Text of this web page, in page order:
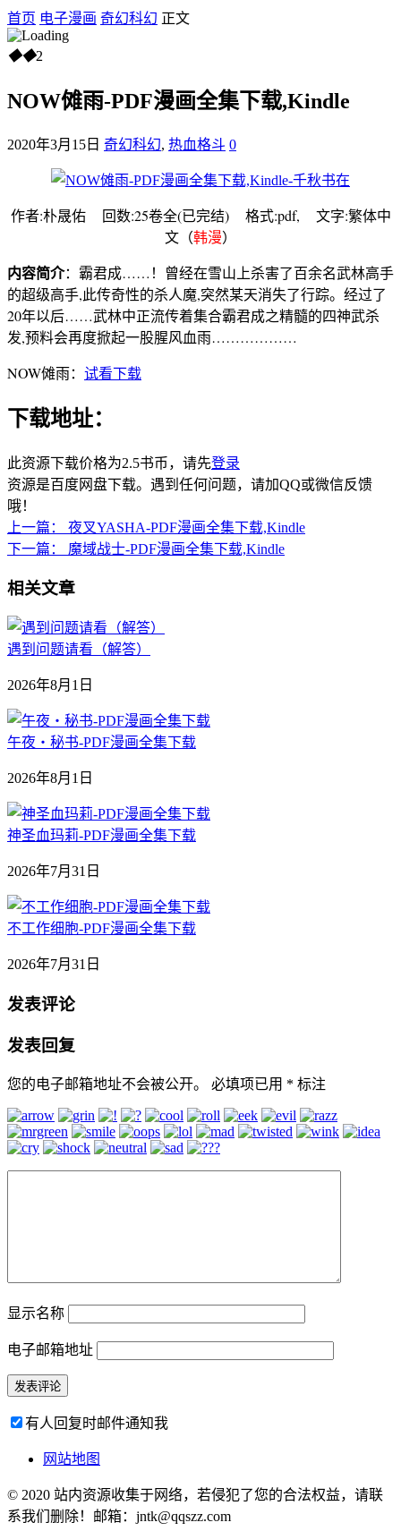
首页 电子漫画 奇幻科幻 正文
◆◆2
NOW傩雨-PDF漫画全集下载,Kindle
2020年3月15日 奇幻科幻, 热血格斗 0
作者:朴晟佑 回数:25卷全(已完结) 格式:pdf, 文字:繁体中
文（韩漫）
内容简介：霸君成……！曾经在雪山上杀害了百余名武林高手
的超级高手,此传奇性的杀人魔,突然某天消失了行踪。经过了
20年以后……武林中正流传着集合霸君成之精髓的四神武杀
发,预料会再度掀起一股腥风血雨………………
NOW傩雨： 试看下载
下载地址：
此资源下载价格为2.5书币，请先登录
资源是百度网盘下载。遇到任何问题，请加QQ或微信反馈
哦！
上一篇：
夜叉YASHA-PDF漫画全集下载,Kindle
下一篇：
魔域战士-PDF漫画全集下载,Kindle
相关文章
遇到问题请看（解答）
2026年8月1日
午夜‧秘书-PDF漫画全集下载
2026年8月1日
神圣血玛莉-PDF漫画全集下载
2026年7月31日
不工作细胞-PDF漫画全集下载
2026年7月31日
发表评论
发表回复
您的电子邮箱地址不会被公开。 必填项已用 * 标注
显示名称
电子邮箱地址
有人回复时邮件通知我
网站地图
© 2020 站内资源收集于网络，若侵犯了您的合法权益，请联
系我们删除！邮箱：jntk@qqszz.com